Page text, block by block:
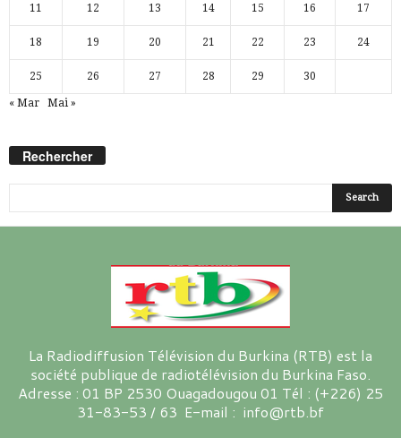
11 12 13 14 15 16 17
18 19 20 21 22 23 24
25 26 27 28 29 30
« Mar Mai »
Rechercher
La Radiodiffusion Télévision du Burkina (RTB) est la
société publique de radiotélévision du Burkina Faso.
Adresse : 01 BP 2530 Ouagadougou 01 Tél : (+226) 25
31-83-53 / 63 E-mail : info@rtb.bf